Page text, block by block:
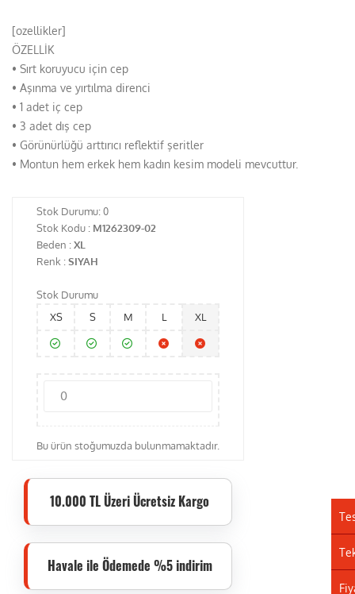
[ozellikler]
ÖZELLİK
• Sırt koruyucu için cep
• Aşınma ve yırtılma direnci
• 1 adet iç cep
• 3 adet dış cep
• Görünürlüğü arttırıcı reflektif şeritler
• Montun hem erkek hem kadın kesim modeli mevcuttur.
Stok Durumu: 0
Stok Kodu : M1262309-02
Beden :XL
Renk :SIYAH
Stok Durumu
XS
S M L XL
Bu ürün stoğumuzda bulunmamaktadır.
10.000 TL Üzeri Ücretsiz Kargo
Havale ile Ödemede %5 indirim